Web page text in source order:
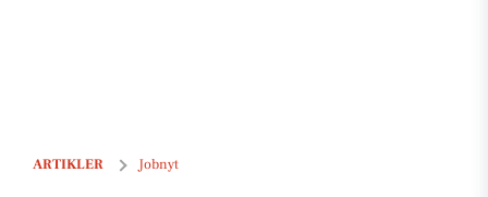
ARTIKLER Jobnyt
Social- og sundhedsassistent med demenserfaring søges til fast